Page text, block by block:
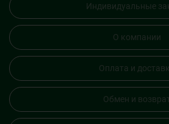
Индивидуальные
О компании
Оплата и
Обмен и